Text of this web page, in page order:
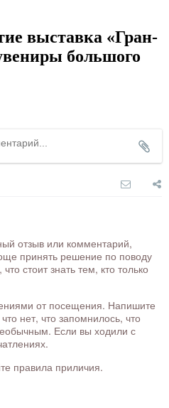
выставка «Гран-
большого
отзыв или комментарий,
принять решение по поводу
стоит знать тем, кто только
от посещения. Напишите
нет, что запомнилось, что
Если вы ходили с
правила приличия.